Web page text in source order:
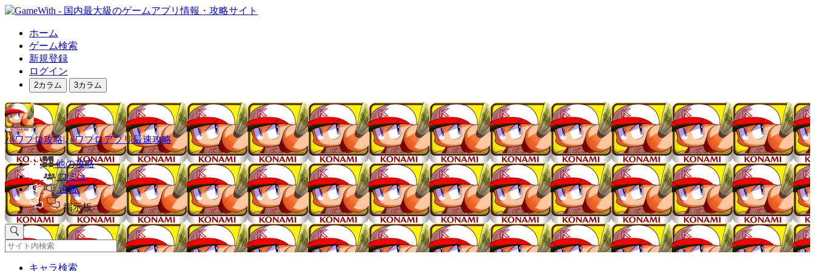
ホーム
ゲーム検索
新規登録
ログイン
2カラム 3カラム
パワプロ攻略|パワプロアプリ最速攻略
他の攻略
コミュ
速報
掲示板
キャラ検索